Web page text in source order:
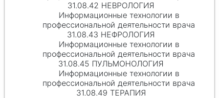
31.08.42 НЕВРОЛОГИЯ
Информационные технологии в
профессиональной деятельности врача
31.08.43 НЕФРОЛОГИЯ
Информационные технологии в
профессиональной деятельности врача
31.08.45 ПУЛЬМОНОЛОГИЯ
Информационные технологии в
профессиональной деятельности врача
31.08.49 ТЕРАПИЯ